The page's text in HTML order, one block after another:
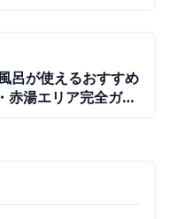
呂が使えるおすすめ
赤湯エリア完全ガイ